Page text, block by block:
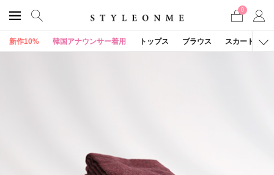
0
新作10% 韓国アナウンサー着用 トップス ブラウス スカート